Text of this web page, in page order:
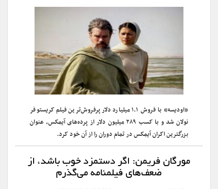
«اودیسه» با فروش ۱.۱ میلیارد دلار پرفروش‌ترین فیلم کریستوفر
نولان شد و با کسب ۲۸۹ میلیون دلار از پرده‌های آیمکس، عنوان
بزرگترین اکران آیمکس در تمام دوران را از آن خود کرد.
مورگان فریمن: اگر دستمزد خوب باشد، از
ضعف‌های فیلمنامه می‌گذرم